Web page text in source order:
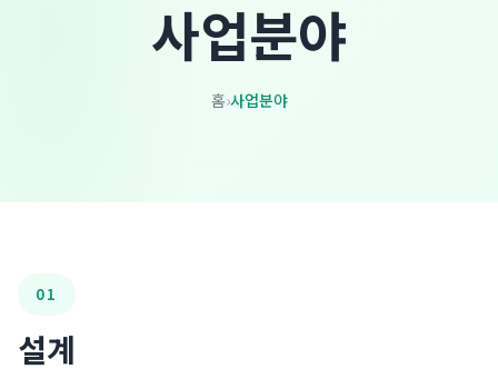
사업분야
홈›사업분야
01
설계